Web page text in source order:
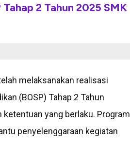
2 Tahun 2025 SMK
melaksanakan realisasi
(BOSP) Tahap 2 Tahun
yang berlaku. Program
penyelenggaraan kegiatan